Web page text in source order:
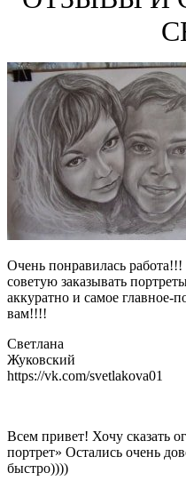
Очень понравилась
советую заказывать
аккуратно и самое
вам!!!!
Светлана
Жуковский
https://vk.com/svetlakova01
Всем привет! Хочу сказать
портрет» Остались очень
быстро))))